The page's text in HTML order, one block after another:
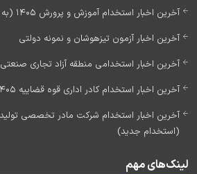
آخرین اخبار استخدام آموزش و پرورش 1405 (به زودی)
آخرین اخبار آزمون تیزهوشان و نمونه دولتی
آخرین اخبار استخدامی منطقه آزاد تجاری صنعتی 1405
آخرین اخبار استخدام کادر اداری قوه قضاییه 1405 (به زودی)
(استخدام جدید)
لینک‌های مهم